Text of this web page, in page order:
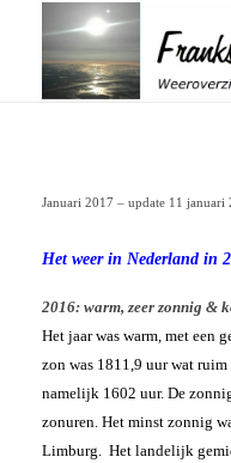
Actuele Winter
Elfstedentocht
Schaalverdeling
Winter 1979
Winter 2014
Windchill berekenen
Overzichten Herfst
November 1980, 2015
Zomer & Lente
Weeroverzichten
Actuele Zomer
Weeroverzichten
Hittegolven
Warmtegetal
1959 bijzonder
Periode April-
Jaaroverzichten
Weeroverzicht jaren
Zonuren Nederland
Wat is een zonnige
Weeroverzicht 2026
’t Weer
Januari 2017 – update 11 januari
Het weer in Nederland in
2016: warm, zeer zonnig &
Het jaar was warm, met een
zon was 1811,9 uur wat
namelijk 1602 uur. De
zonuren. Het minst zonnig
Limburg. Het landelijk